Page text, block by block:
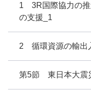
1 3R国際協力の推
の支援_1
2 循環資源の輸出
第5節 東日本大震